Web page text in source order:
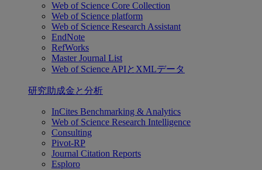
Web of Science Core Collection
Web of Science platform
Web of Science Research Assistant
EndNote
RefWorks
Master Journal List
Web of Science APIとXMLデータ
研究助成金と分析
InCites Benchmarking & Analytics
Web of Science Research Intelligence
Consulting
Pivot-RP
Journal Citation Reports
Esploro